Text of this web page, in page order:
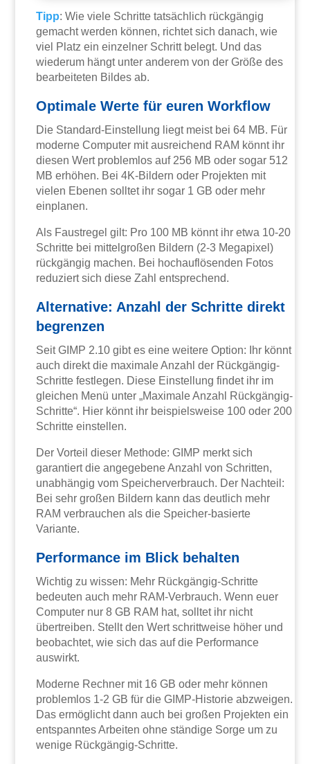
Tipp: Wie viele Schritte tatsächlich rückgängig
gemacht werden können, richtet sich danach, wie
viel Platz ein einzelner Schritt belegt. Und das
wiederum hängt unter anderem von der Größe des
bearbeiteten Bildes ab.
Optimale Werte für euren Workflow
Die Standard-Einstellung liegt meist bei 64 MB. Für
moderne Computer mit ausreichend RAM könnt ihr
diesen Wert problemlos auf 256 MB oder sogar 512
MB erhöhen. Bei 4K-Bildern oder Projekten mit
vielen Ebenen solltet ihr sogar 1 GB oder mehr
einplanen.
Als Faustregel gilt: Pro 100 MB könnt ihr etwa 10-20
Schritte bei mittelgroßen Bildern (2-3 Megapixel)
rückgängig machen. Bei hochauflösenden Fotos
reduziert sich diese Zahl entsprechend.
Alternative: Anzahl der Schritte direkt
begrenzen
Seit GIMP 2.10 gibt es eine weitere Option: Ihr könnt
auch direkt die maximale Anzahl der Rückgängig-
Schritte festlegen. Diese Einstellung findet ihr im
gleichen Menü unter „Maximale Anzahl Rückgängig-
Schritte“. Hier könnt ihr beispielsweise 100 oder 200
Schritte einstellen.
Der Vorteil dieser Methode: GIMP merkt sich
garantiert die angegebene Anzahl von Schritten,
unabhängig vom Speicherverbrauch. Der Nachteil:
Bei sehr großen Bildern kann das deutlich mehr
RAM verbrauchen als die Speicher-basierte
Variante.
Performance im Blick behalten
Wichtig zu wissen: Mehr Rückgängig-Schritte
bedeuten auch mehr RAM-Verbrauch. Wenn euer
Computer nur 8 GB RAM hat, solltet ihr nicht
übertreiben. Stellt den Wert schrittweise höher und
beobachtet, wie sich das auf die Performance
auswirkt.
Moderne Rechner mit 16 GB oder mehr können
problemlos 1-2 GB für die GIMP-Historie abzweigen.
Das ermöglicht dann auch bei großen Projekten ein
entspanntes Arbeiten ohne ständige Sorge um zu
wenige Rückgängig-Schritte.